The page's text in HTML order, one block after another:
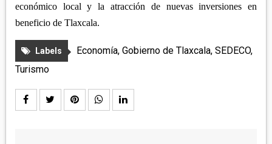
económico local y la atracción de nuevas inversiones en
beneficio de Tlaxcala.
Labels Economía, Gobierno de Tlaxcala, SEDECO,
Turismo